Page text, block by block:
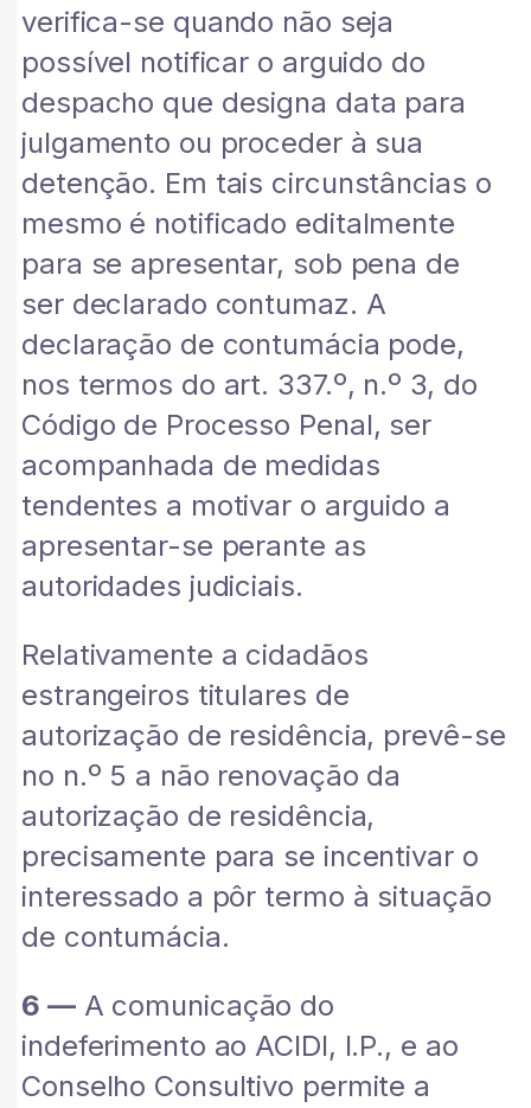
verifica-se quando não seja
possível notificar o arguido do
despacho que designa data para
julgamento ou proceder à sua
detenção. Em tais circunstâncias o
mesmo é notificado editalmente
para se apresentar, sob pena de
ser declarado contumaz. A
declaração de contumácia pode,
nos termos do art. 337.º, n.º 3, do
Código de Processo Penal, ser
acompanhada de medidas
tendentes a motivar o arguido a
apresentar-se perante as
autoridades judiciais.
Relativamente a cidadãos
estrangeiros titulares de
autorização de residência, prevê-se
no n.º 5 a não renovação da
autorização de residência,
precisamente para se incentivar o
interessado a pôr termo à situação
de contumácia.
6 —A comunicação do
indeferimento ao ACIDI, I.P., e ao
Conselho Consultivo permite a